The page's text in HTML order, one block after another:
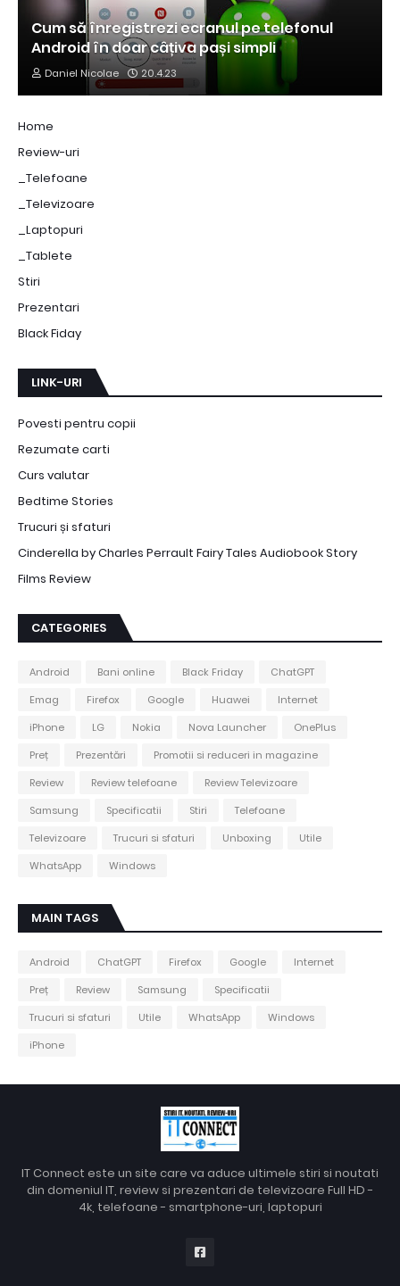
Cum să înregistrezi ecranul pe telefonul
Android în doar câțiva pași simpli
Daniel Nicolae 20.4.23
Home
Review-uri
_Telefoane
_Televizoare
_Laptopuri
_Tablete
Stiri
Prezentari
Black Fiday
LINK-URI
Povesti pentru copii
Rezumate carti
Curs valutar
Bedtime Stories
Trucuri și sfaturi
Cinderella by Charles Perrault Fairy Tales Audiobook Story
Films Review
CATEGORIES
Android Bani online Black Friday
ChatGPT
Emag
Firefox Google Huawei
Internet
iPhone
LG Nokia Nova Launcher
OnePlus
Preț
Prezentări
Promotii si reduceri in magazine
Review
Review telefoane
Review Televizoare
Samsung
Specificatii Stiri
Telefoane
Televizoare
Trucuri si sfaturi Unboxing
Utile
WhatsApp
Windows
MAIN TAGS
Android ChatGPT Firefox Google
Internet
Preț
Review Samsung
Specificatii
Trucuri si sfaturi
Utile WhatsApp
Windows
iPhone
IT Connect este un site care va aduce ultimele stiri si noutati
din domeniul IT, review si prezentari de televizoare Full HD -
4k, telefoane - smartphone-uri, laptopuri